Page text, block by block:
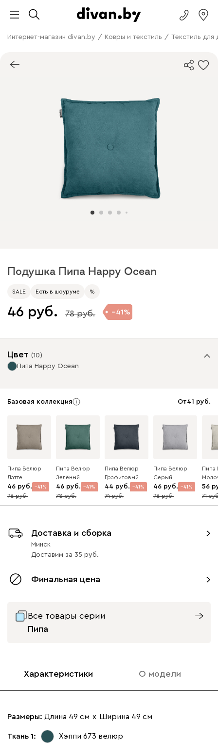
Интернет-магазин divan.by / Ковры и текстиль / Текстиль для
Подушка Пипа Happy Ocean
SALE Есть в шоуруме %
46 78 41
Цвет (10)
Пипа Happy Ocean
Базовая коллекция От41
Пипа Велюр
Латте
46 41
78
Пипа Велюр
Зелёный
46 41
78
Пипа Велюр
Графитовый
44 41
74
Пипа Велюр
Серый
46 41
78
Пипа
56
71
Доставка и сборка
Минск
Доставим за 35
Финальная цена
Все товары серии
Пипа
Характеристики О модели
Размеры: Длина 49 см х Ширина 49 см
Ткань 1: Хэппи 673 велюр